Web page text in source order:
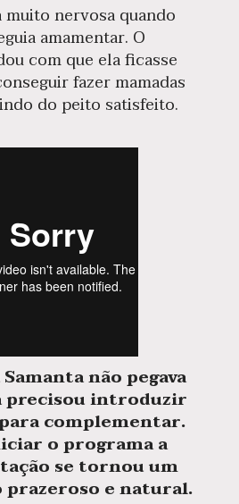
muito nervosa quando
amamentar. O
com que ela ficasse
fazer mamadas
do peito satisfeito.
Samanta não pegava
precisou introduzir
complementar.
o programa a
se tornou um
e natural.